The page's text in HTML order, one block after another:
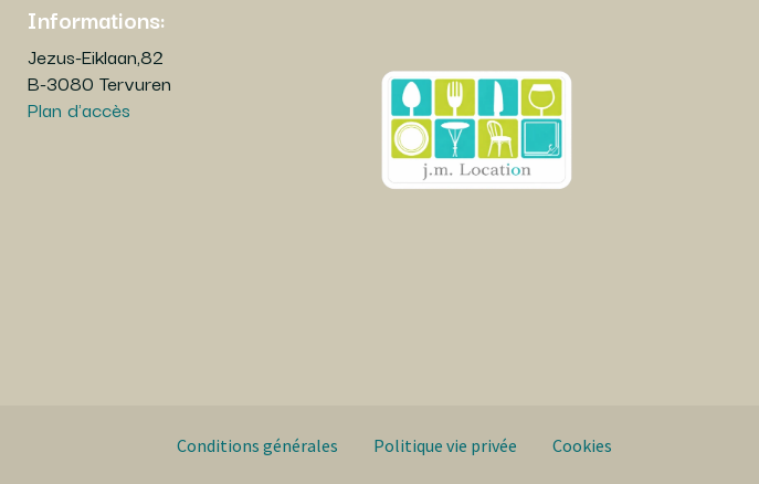
Informations:
Jezus-Eiklaan,82
B-3080 Tervuren
Plan d'accès
Conditions générales Politique vie privée Cookies